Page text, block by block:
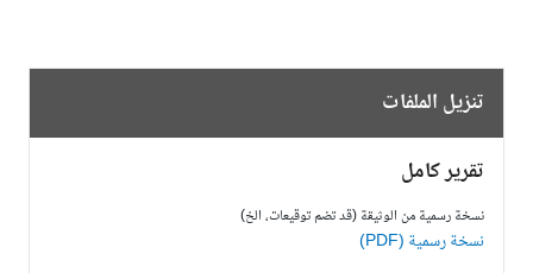
تنزيل الملفات
تقرير كامل
نسخة رسمية من الوثيقة (قد تضم توقيعات، الخ)
نسخة رسمية (PDF)